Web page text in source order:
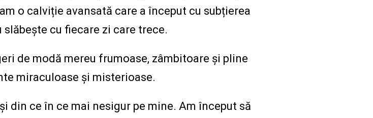
o calviție avansată care a început cu subțierea
slăbește cu fiecare zi care trece.
de modă mereu frumoase, zâmbitoare și pline
miraculoase și misterioase.
din ce în ce mai nesigur pe mine. Am început să